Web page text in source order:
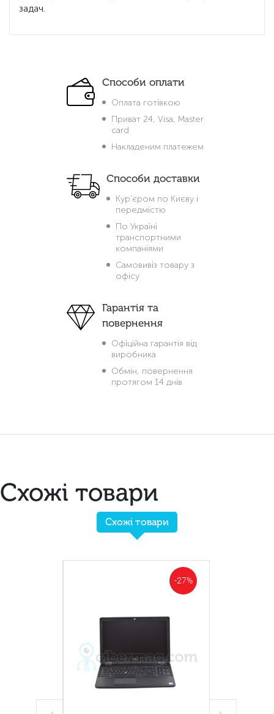
задач.
Способи оплати
Оплата готівкою
Приват 24, Visa, Master
card
Накладеним платежем
Способи доставки
Кур'єром по Києву і
передмістю
По Україні
транспортними
компаніями
Самовивіз товару з
офісу
Гарантія та
повернення
Офіційна гарантія від
виробника
Обмін, повернення
протягом 14 днів
Схожі товари
Схожі товари
-27%